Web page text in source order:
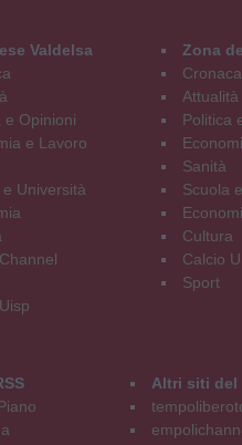
Valdelsa
e Opinioni
e Lavoro
e Università
Zona
Cronaca
Attualità
Politica
Sanità
Scuola
Cultura
Calcio
Sport
Altri siti del